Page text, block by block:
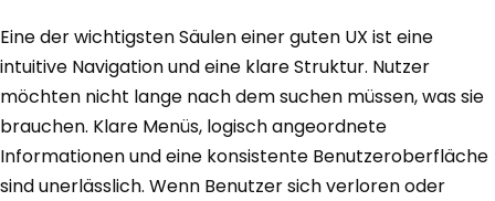
Eine der wichtigsten Säulen einer guten UX ist eine
intuitive Navigation und eine klare Struktur. Nutzer
möchten nicht lange nach dem suchen müssen, was sie
brauchen. Klare Menüs, logisch angeordnete
Informationen und eine konsistente Benutzeroberfläche
sind unerlässlich. Wenn Benutzer sich verloren oder